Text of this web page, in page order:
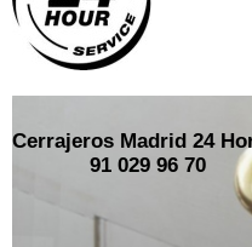
Cerrajeros Madrid 24
91 029 96 70